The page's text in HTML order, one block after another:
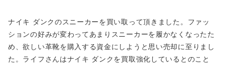
ナイキ ダンクのスニーカーを買い取って頂きました。ファッ
ションの好みが変わってあまりスニーカーを履かなくなったた
め、欲しい革靴を購入する資金にしようと思い売却に至りまし
た。ライフさんはナイキ ダンクを買取強化しているとのこと